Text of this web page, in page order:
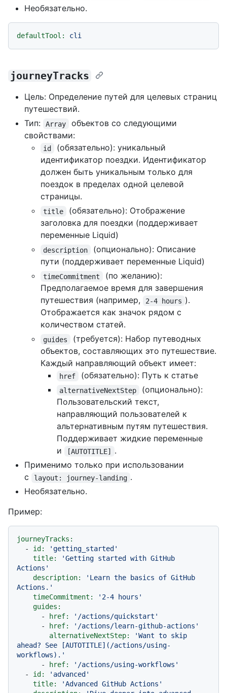
Необязательно.
defaultTool: cli
journeyTracks
Цель: Определение путей для целевых страниц
путешествий.
Тип:
Array
объектов со следующими
свойствами:
id
(обязательно): уникальный
идентификатор поездки. Идентификатор
должен быть уникальным только для
поездок в пределах одной целевой
страницы.
title
(обязательно): Отображение
заголовка для поездки (поддерживает
переменные Liquid)
description
(опционально): Описание
пути (поддерживает переменные Liquid)
timeCommitment
(по желанию):
Предполагаемое время для завершения
путешествия (например,
2-4 hours ).
Отображается как значок рядом с
количеством статей.
guides
(требуется): Набор путеводных
объектов, составляющих это путешествие.
Каждый направляющий объект имеет:
href (обязательно): Путь к статье
alternativeNextStep
(опционально):
Пользовательский текст,
направляющий пользователей к
альтернативным путям путешествия.
Поддерживает жидкие переменные
и
[AUTOTITLE] .
Применимо только при использовании
с
layout: journey-landing .
Необязательно.
Пример:
journeyTracks:
-
id:
'getting_started'
title:
'Getting started with GitHub
Actions'
description:
'Learn the basics of GitHub
Actions.'
timeCommitment:
'2-4 hours'
guides:
-
href:
'/actions/quickstart'
-
href:
'/actions/learn-github-actions'
alternativeNextStep:
'Want to skip
ahead? See [AUTOTITLE](/actions/using-
workflows).'
-
href:
'/actions/using-workflows'
-
id:
'advanced'
title:
'Advanced GitHub Actions'